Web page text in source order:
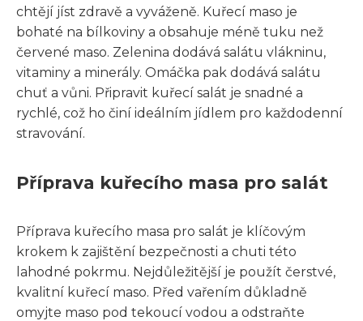
chtějí jíst zdravě a vyváženě. Kuřecí maso je
bohaté na bílkoviny a obsahuje méně tuku než
červené maso. Zelenina dodává salátu vlákninu,
vitaminy a minerály. Omáčka pak dodává salátu
chuť a vůni. Připravit kuřecí salát je snadné a
rychlé, což ho činí ideálním jídlem pro každodenní
stravování.
Příprava kuřecího masa pro salát
Příprava kuřecího masa pro salát je klíčovým
krokem k zajištění bezpečnosti a chuti této
lahodné pokrmu. Nejdůležitější je použít čerstvé,
kvalitní kuřecí maso. Před vařením důkladně
omyjte maso pod tekoucí vodou a odstraňte